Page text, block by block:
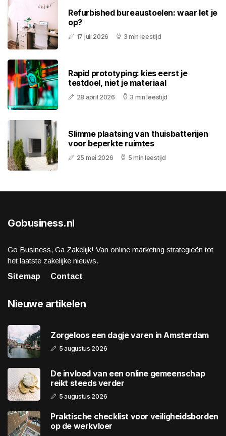
Refurbished bureaustoelen: waar let je
op?
17 juli 2026 3 min leestijd
Rapid prototyping: kies eerst je
testdoel, niet je materiaal
28 april 2026 3 min leestijd
Slimme plaatsing van thuisbatterijen
voor beperkte ruimtes
25 mei 2026 5 min leestijd
Gobusiness.nl
Go Business, Ga Zakelijk! Van online marketing strategieën tot
het laatste zakelijke nieuws.
Sitemap
Contact
Nieuwe artikelen
Zorgeloos een dagje varen in Amsterdam
5 augustus 2026
De invloed van een online gemeenschap
reikt steeds verder
5 augustus 2026
Praktische checklist voor veiligheidsborden
op de werkvloer